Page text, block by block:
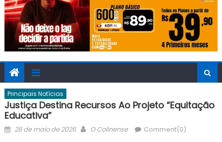
Principais Notícias
Justiça Destina Recursos Ao Projeto “Equitação
Educativa”
Posted
28 de maio de 2026 Author
O Colinense Comment(0)